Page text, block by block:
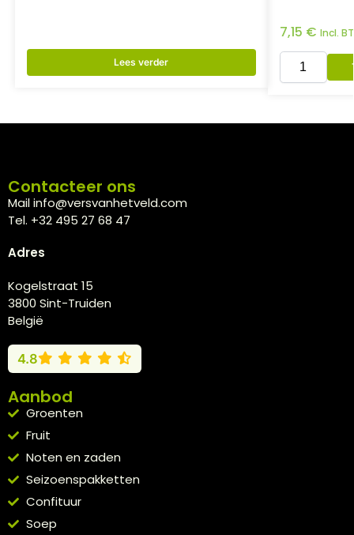
Lees verder
7,15 € Incl.
Contacteer ons
Mail info@versvanhetveld.com
Tel. +32 495 27 68 47
Adres
Kogelstraat 15
3800 Sint-Truiden
België
4.8
Aanbod
Groenten
Fruit
Noten en zaden
Seizoenspakketten
Confituur
Soep